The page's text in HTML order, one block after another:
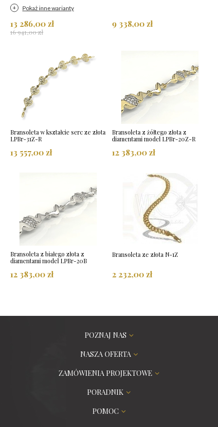
Pokaż inne warianty
13 286,00 zł
16 941,00 zł
9 338,00 zł
Bransoleta w kształcie serc ze złota
LPBr-31Z-R
13 557,00 zł
Bransoleta z żółtego złota z
diamentami model LPBr-20Z-R
12 383,00 zł
Bransoleta z białego złota z
diamentami model LPBr-20B
12 383,00 zł
Bransoleta ze złota N-1Z
2 232,00 zł
POZNAJ NAS
NASZA OFERTA
ZAMÓWIENIA PROJEKTOWE
PORADNIK
POMOC